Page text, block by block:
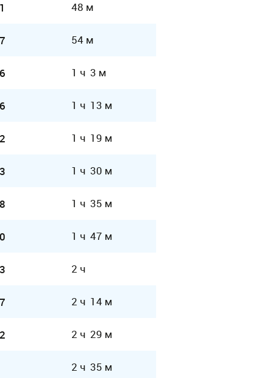
48 м
54 м
1 ч 3 м
1 ч 13 м
1 ч 19 м
1 ч 30 м
1 ч 35 м
1 ч 47 м
2 ч
2 ч 14 м
2 ч 29 м
2 ч 35 м